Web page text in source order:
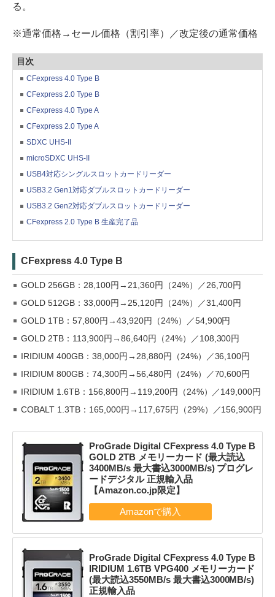
る。
※通常価格→セール価格（割引率）／改定後の通常価格
目次
CFexpress 4.0 Type B
CFexpress 2.0 Type B
CFexpress 4.0 Type A
CFexpress 2.0 Type A
SDXC UHS-II
microSDXC UHS-II
USB4対応シングルスロットカードリーダー
USB3.2 Gen1対応ダブルスロットカードリーダー
USB3.2 Gen2対応ダブルスロットカードリーダー
CFexpress 2.0 Type B 生産完了品
CFexpress 4.0 Type B
GOLD 256GB：28,100円→21,360円（24%）／26,700円
GOLD 512GB：33,000円→25,120円（24%）／31,400円
GOLD 1TB：57,800円→43,920円（24%）／54,900円
GOLD 2TB：113,900円→86,640円（24%）／108,300円
IRIDIUM 400GB：38,000円→28,880円（24%）／36,100円
IRIDIUM 800GB：74,300円→56,480円（24%）／70,600円
IRIDIUM 1.6TB：156,800円→119,200円（24%）／149,000円
COBALT 1.3TB：165,000円→117,675円（29%）／156,900円
ProGrade Digital CFexpress 4.0 Type B
GOLD 2TB メモリーカード (最大読込
3400MB/s 最大書込3000MB/s) プログレ
ードデジタル 正規輸入品
【Amazon.co.jp限定】
ProGrade Digital CFexpress 4.0 Type B
IRIDIUM 1.6TB VPG400 メモリーカード
(最大読込3550MB/s 最大書込3000MB/s)
正規輸入品